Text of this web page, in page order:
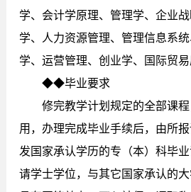
学、会计学原理、管理学、企业
学、人力资源管理、管理信息系
学、运营管理、创业学、国际贸易
◆◆毕业要求
修完教学计划规定的全部课
用，办理完成毕业手续后，由所
发国家承认学历的专（本）科毕
请学士学位，与其它国家承认的